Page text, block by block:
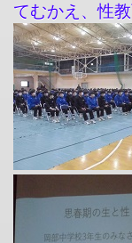
てむかえ、性